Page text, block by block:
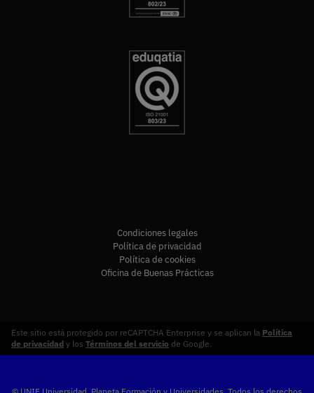
Condiciones legales
Política de privacidad
Política de cookies
Oficina de Buenas Prácticas
Este sitio está protegido por reCAPTCHA Enterprise y se aplican la Política
de privacidad y los Términos del servicio de Google.